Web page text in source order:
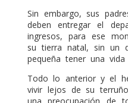
Sin embargo, sus
deben entregar el
ingresos, para ese
su tierra natal, sin un
pequeña tener una vida
Todo lo anterior y el
vivir lejos de su